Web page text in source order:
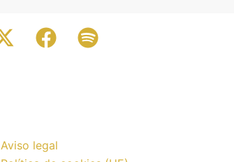
Aviso legal